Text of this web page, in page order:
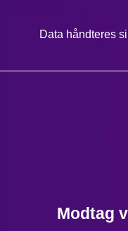
Data håndteres
Modtag